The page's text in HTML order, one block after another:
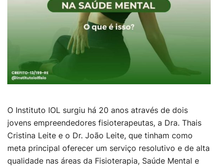
O Instituto IOL surgiu há 20 anos através de dois
jovens empreendedores fisioterapeutas, a Dra. Thais
Cristina Leite e o Dr. João Leite, que tinham como
meta principal oferecer um serviço resolutivo e de alta
qualidade nas áreas da Fisioterapia, Saúde Mental e